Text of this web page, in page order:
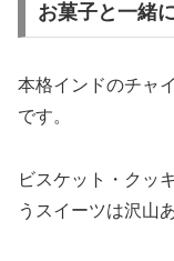
お菓子と一緒
本格インドのチャ
です。
ビスケット・クッ
うスイーツは沢山